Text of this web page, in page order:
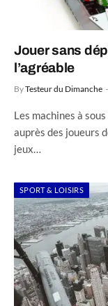
Jouer sans
l’agréable
ByTesteur du Dimanche
Les machines à
auprès des joueurs
jeux…
SPORT & LOISIRS